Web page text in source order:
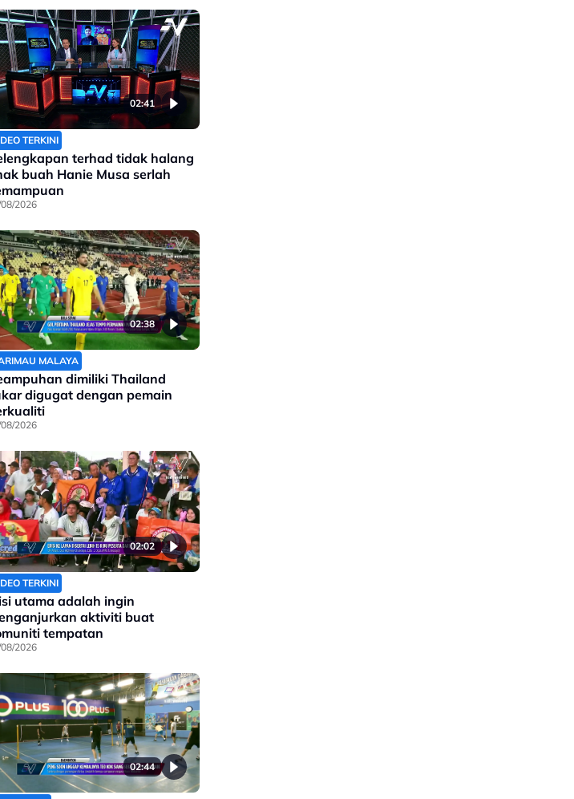
telah ditinggalkan
02:41
TERKINI
terhad tidak halang
buah Hanie Musa serlah
2026
02:38
MALAYA
dimiliki Thailand
digugat dengan pemain
2026
02:02
TERKINI
utama adalah ingin
aktiviti buat
tempatan
2026
02:44